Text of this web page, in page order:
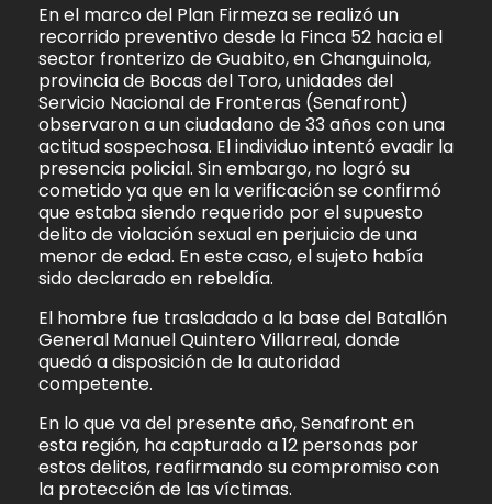
En el marco del Plan Firmeza se realizó un
recorrido preventivo desde la Finca 52 hacia el
sector fronterizo de Guabito, en Changuinola,
provincia de Bocas del Toro, unidades del
Servicio Nacional de Fronteras (Senafront)
observaron a un ciudadano de 33 años con una
actitud sospechosa. El individuo intentó evadir la
presencia policial. Sin embargo, no logró su
cometido ya que en la verificación se confirmó
que estaba siendo requerido por el supuesto
delito de violación sexual en perjuicio de una
menor de edad. En este caso, el sujeto había
sido declarado en rebeldía.
El hombre fue trasladado a la base del Batallón
General Manuel Quintero Villarreal, donde
quedó a disposición de la autoridad
competente.
En lo que va del presente año, Senafront en
esta región, ha capturado a 12 personas por
estos delitos, reafirmando su compromiso con
la protección de las víctimas.